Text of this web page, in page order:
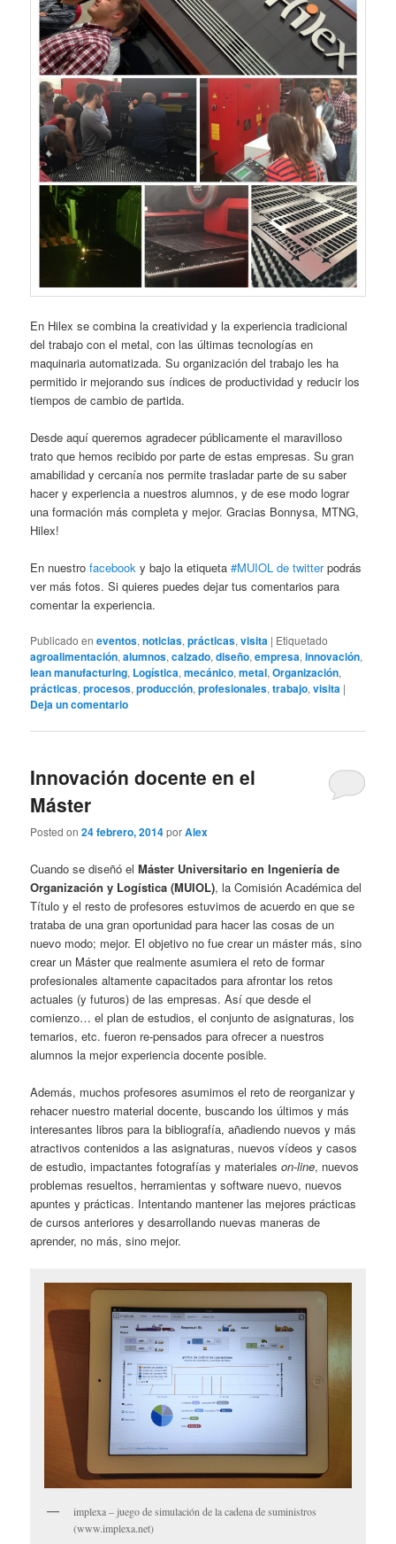
En Hilex se combina la creatividad y la experiencia tradicional
del trabajo con el metal, con las últimas tecnologías en
maquinaria automatizada. Su organización del trabajo les ha
permitido ir mejorando sus índices de productividad y reducir los
tiempos de cambio de partida.
Desde aquí queremos agradecer públicamente el maravilloso
trato que hemos recibido por parte de estas empresas. Su gran
amabilidad y cercanía nos permite trasladar parte de su saber
hacer y experiencia a nuestros alumnos, y de ese modo lograr
una formación más completa y mejor. Gracias Bonnysa, MTNG,
Hilex!
En nuestrofacebook y bajo la etiqueta#MUIOL de twitterpodrás
ver más fotos. Si quieres puedes dejar tus comentarios para
comentar la experiencia.
Publicado en eventos,noticias,prácticas,visita | Etiquetado
agroalimentación,alumnos,calzado,diseño,empresa,innovación,
lean manufacturing, Logística,mecánico,metal,Organización,
prácticas,procesos,producción,profesionales,trabajo,visita |
Deja un comentario
Innovación docente en el
Máster
Posted on24 febrero, 2014porAlex
Cuando se diseñó elMáster Universitario en Ingeniería de
Organización y Logística (MUIOL), la Comisión Académica del
Título y el resto de profesores estuvimos de acuerdo en que se
trataba de una gran oportunidad para hacer las cosas de un
nuevo modo; mejor. El objetivo no fue crear un máster más, sino
crear un Máster que realmente asumiera el reto de formar
profesionales altamente capacitados para afrontar los retos
actuales (y futuros) de las empresas. Así que desde el
comienzo… el plan de estudios, el conjunto de asignaturas, los
temarios, etc. fueron re-pensados para ofrecer a nuestros
alumnos la mejor experiencia docente posible.
Además, muchos profesores asumimos el reto de reorganizar y
rehacer nuestro material docente, buscando los últimos y más
interesantes libros para la bibliografía, añadiendo nuevos y más
atractivos contenidos a las asignaturas, nuevos vídeos y casos
de estudio, impactantes fotografías y materialeson-line, nuevos
problemas resueltos, herramientas y software nuevo, nuevos
apuntes y prácticas. Intentando mantener las mejores prácticas
de cursos anteriores y desarrollando nuevas maneras de
aprender, no más, sino mejor.
implexa – juego de simulación de la cadena de suministros
(www.implexa.net)